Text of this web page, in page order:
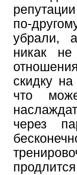
по-
убрали,
никак
скидку
что
через